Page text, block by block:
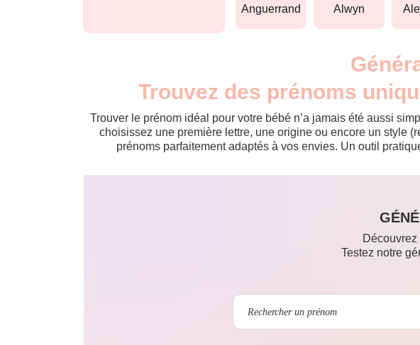
anguerrand alwyn
Trouvez des prénoms
Trouver le prénom idéal pour votre bébé n’a jamais été aussi
choisissez une première lettre, une origine ou encore un style
prénoms parfaitement adaptés à vos envies. Un outil
Testez notre